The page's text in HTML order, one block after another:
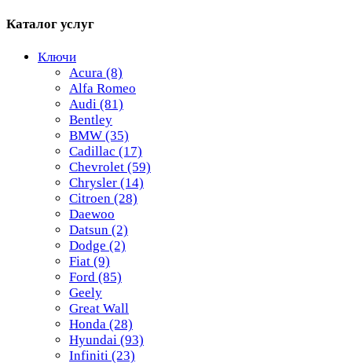
Каталог услуг
Ключи
Acura (8)
Alfa Romeo
Audi (81)
Bentley
BMW (35)
Cadillac (17)
Chevrolet (59)
Chrysler (14)
Citroen (28)
Daewoo
Datsun (2)
Dodge (2)
Fiat (9)
Ford (85)
Geely
Great Wall
Honda (28)
Hyundai (93)
Infiniti (23)